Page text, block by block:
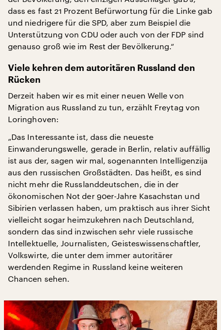
dass es fast 21 Prozent Befürwortung für die Linke gab
und niedrigere für die SPD, aber zum Beispiel die
Unterstützung von CDU oder auch von der FDP sind
genauso groß wie im Rest der Bevölkerung.“
Viele kehren dem autoritären Russland den
Rücken
Derzeit haben wir es mit einer neuen Welle von
Migration aus Russland zu tun, erzählt Freytag von
Loringhoven:
„Das Interessante ist, dass die neueste
Einwanderungswelle, gerade in Berlin, relativ auffällig
ist aus der, sagen wir mal, sogenannten Intelligenzija
aus den russischen Großstädten. Das heißt, es sind
nicht mehr die Russlanddeutschen, die in der
ökonomischen Not der 90er-Jahre Kasachstan und
Sibirien verlassen haben, um praktisch aus ihrer Sicht
vielleicht sogar heimzukehren nach Deutschland,
sondern das sind inzwischen sehr viele russische
Intellektuelle, Journalisten, Geisteswissenschaftler,
Volkswirte, die unter dem immer autoritärer
werdenden Regime in Russland keine weiteren
Chancen sehen.